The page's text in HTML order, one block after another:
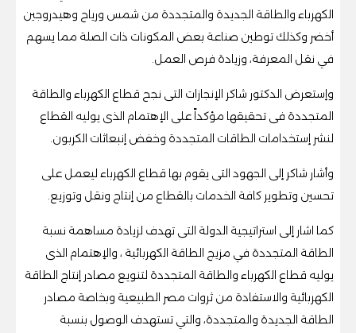
الكهرباء والطاقة الجديدة والمتجددة من شمس ورياح وهيدروجين
أخضر وكذلك توطين صناعة بعض المكونات ذات الصلة مما يسهم
في نقل المعرفة، وزيادة فرص العمل.
وإستعرض الدكتور شاكر الإنجازات التى نجح قطاع الكهرباء والطاقة
المتجددة فى تحقيقها مؤكداً على الإهتمام الذى يوليه القطاع
لنشر إستخدامات الطاقات المتجددة وخفض إنبعاثات الكربون.
وأشار شاكر إلى الجهود التى يقوم بها قطاع الكهرباء ليعمل على
تحسين وتطوير كافة الخدمات بالقطاع من إنتاج ونقل وتوزيع.
كما اشار إلى استراتيجية الدولة التى تهدف لزيادة مساهمة نسبة
الطاقة المتجددة في مزيج الطاقة الكهربائية ، والإهتمام الذى
يوليه قطاع الكهرباء والطاقة المتجددة لتنويع مصادر إنتاج الطاقة
الكهربائية والاستفادة من ثروات مصر الطبيعية وبخاصة مصادر
الطاقة الجديدة والمتجددة، والتي تستهدف الوصول بنسبة